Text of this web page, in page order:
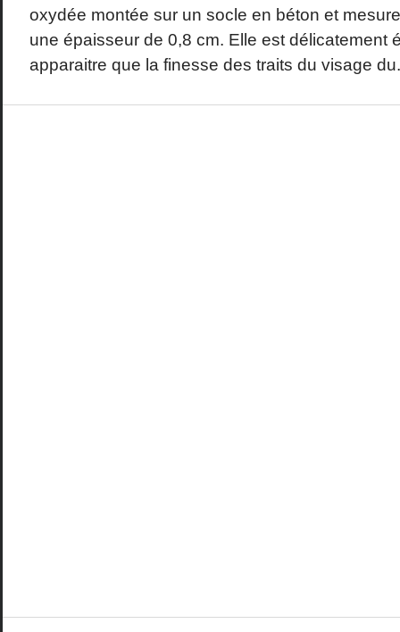
oxydée montée sur un socle en béton et
une épaisseur de 0,8 cm. Elle est délicatement
apparaitre que la finesse des traits du visage